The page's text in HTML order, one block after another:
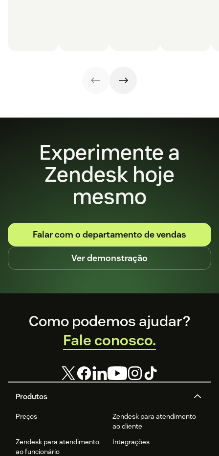
Experimente a
Zendesk hoje
mesmo
Falar com o departamento de vendas
Ver demonstração
Footer
Produtos
Preços
Zendesk para atendimento
ao cliente
Zendesk para atendimento
ao funcionário
Integrações
Como podemos ajudar?
Fale conosco.